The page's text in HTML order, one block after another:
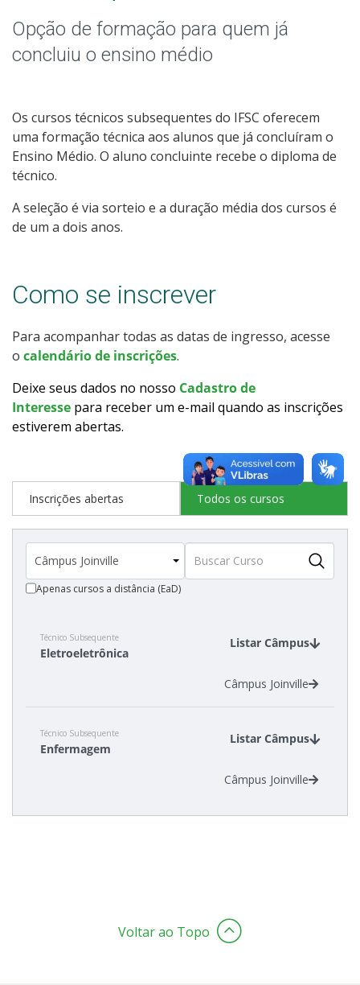
Graduação
Educação a Distância
Todos os cursos
Resultados
Resultados Vagas Remanescentes
Calendário de inscrições
Cotas
Inscrições e acompanhamento
Orientações para Matrícula
Transferências e Retornos
Opção de formação para quem já
concluiu o ensino médio
Os cursos técnicos subsequentes do IFSC oferecem
uma formação técnica aos alunos que já concluíram o
Ensino Médio. O aluno concluinte recebe o diploma de
técnico.
A seleção é via sorteio e a duração média dos cursos é
de um a dois anos.
Como se inscrever
Para acompanhar todas as datas de ingresso, acesse
o calendário de inscrições.
Deixe seus dados no nosso Cadastro de
Interesse para receber um e-mail quando as inscrições
estiverem abertas.
Inscrições abertas Todos os cursos
Apenas cursos a distância (EaD)
Técnico Subsequente
Eletroeletrônica
Listar Câmpus
Câmpus Joinville
Técnico Subsequente
Enfermagem
Listar Câmpus
Câmpus Joinville
Voltar ao Topo